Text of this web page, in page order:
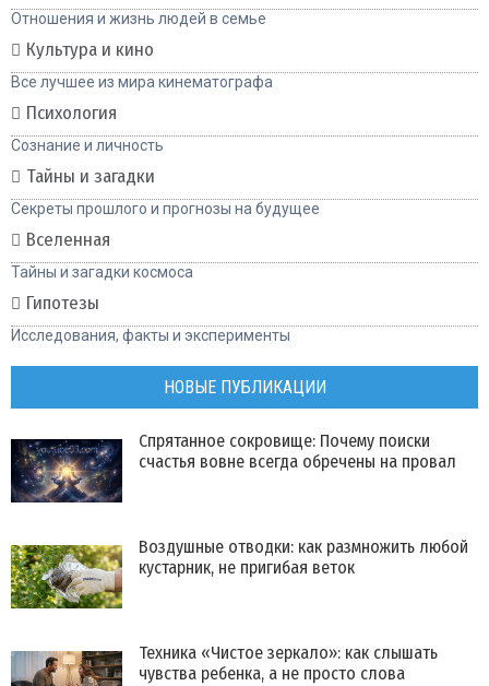
Отношения и жизнь людей в семье
Культура и кино
Все лучшее из мира кинематографа
Психология
Сознание и личность
Тайны и загадки
Секреты прошлого и прогнозы на будущее
Вселенная
Тайны и загадки космоса
Гипотезы
Исследования, факты и эксперименты
НОВЫЕ ПУБЛИКАЦИИ
Спрятанное сокровище: Почему поиски
счастья вовне всегда обречены на провал
Воздушные отводки: как размножить любой
кустарник, не пригибая веток
Техника «Чистое зеркало»: как слышать
чувства ребенка, а не просто слова